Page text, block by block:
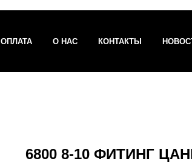
ОПЛАТА О НАС КОНТАКТЫ
6800 8-10 ФИТИНГ